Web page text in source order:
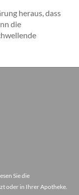
heraus, dass
die
Sie die
oder in Ihrer Apotheke.